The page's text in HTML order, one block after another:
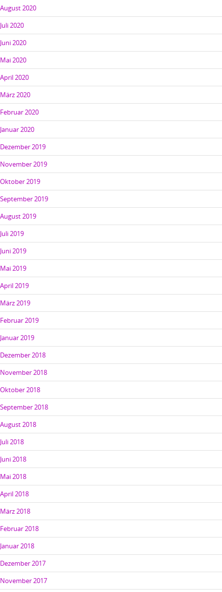
August 2020
Juli 2020
Juni 2020
Mai 2020
April 2020
März 2020
Februar 2020
Januar 2020
Dezember 2019
November 2019
Oktober 2019
September 2019
August 2019
Juli 2019
Juni 2019
Mai 2019
April 2019
März 2019
Februar 2019
Januar 2019
Dezember 2018
November 2018
Oktober 2018
September 2018
August 2018
Juli 2018
Juni 2018
Mai 2018
April 2018
März 2018
Februar 2018
Januar 2018
Dezember 2017
November 2017